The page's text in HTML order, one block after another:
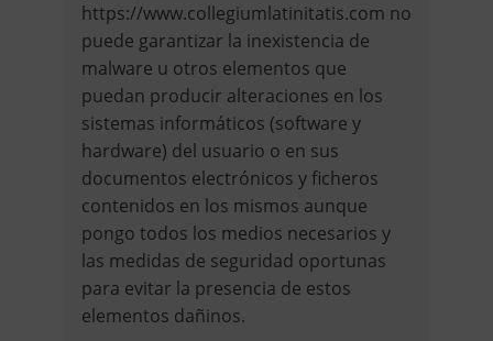
https://www.collegiumlatinitatis.com no
puede garantizar la inexistencia de
malware u otros elementos que
puedan producir alteraciones en los
sistemas informáticos (software y
hardware) del usuario o en sus
documentos electrónicos y ficheros
contenidos en los mismos aunque
pongo todos los medios necesarios y
las medidas de seguridad oportunas
para evitar la presencia de estos
elementos dañinos.